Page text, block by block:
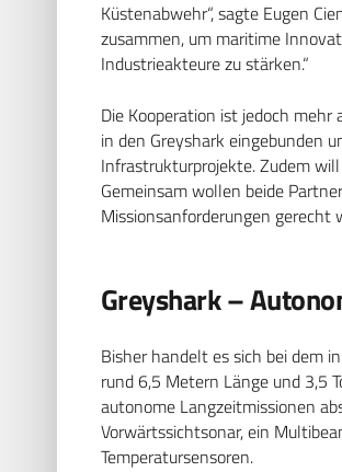
Küstenabwehr“, sagte Eugen
zusammen, um maritime
Industrieakteure zu stärken.“
Die Kooperation ist jedoch
in den Greyshark eingebunden
Infrastrukturprojekte. Zudem
Gemeinsam wollen beide
Missionsanforderungen gerecht
Greyshark –
Bisher handelt es sich bei dem
rund 6,5 Metern Länge und 3,5
autonome Langzeitmissionen
Vorwärtssichtsonar, ein
Temperatursensoren.